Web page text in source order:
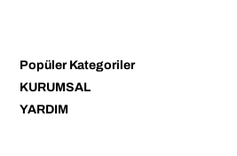
Popüler Kategoriler
KURUMSAL
YARDIM